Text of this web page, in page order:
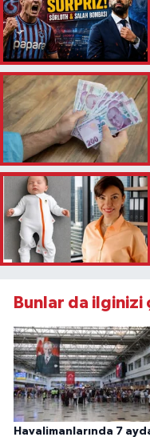
Bunlar da ilginizi
Havalimanlarında 7